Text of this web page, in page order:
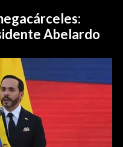
Abelardo